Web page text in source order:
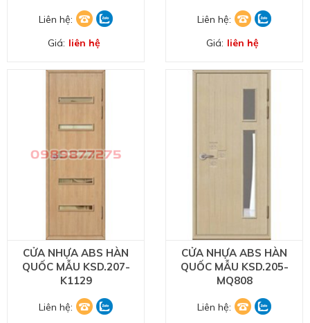
Liên hệ:
Giá: liên hệ
Liên hệ:
Giá: liên hệ
CỬA NHỰA ABS HÀN
QUỐC MẪU KSD.207-
K1129
Liên hệ:
CỬA NHỰA ABS HÀN
QUỐC MẪU KSD.205-
MQ808
Liên hệ: